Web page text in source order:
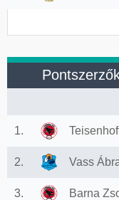
1.
2. Vass
3. Barna